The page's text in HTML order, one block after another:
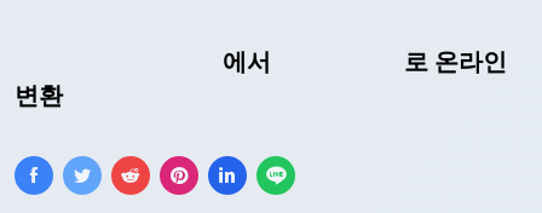
에서
로 온라인
변환